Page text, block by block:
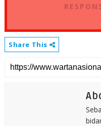
Share This